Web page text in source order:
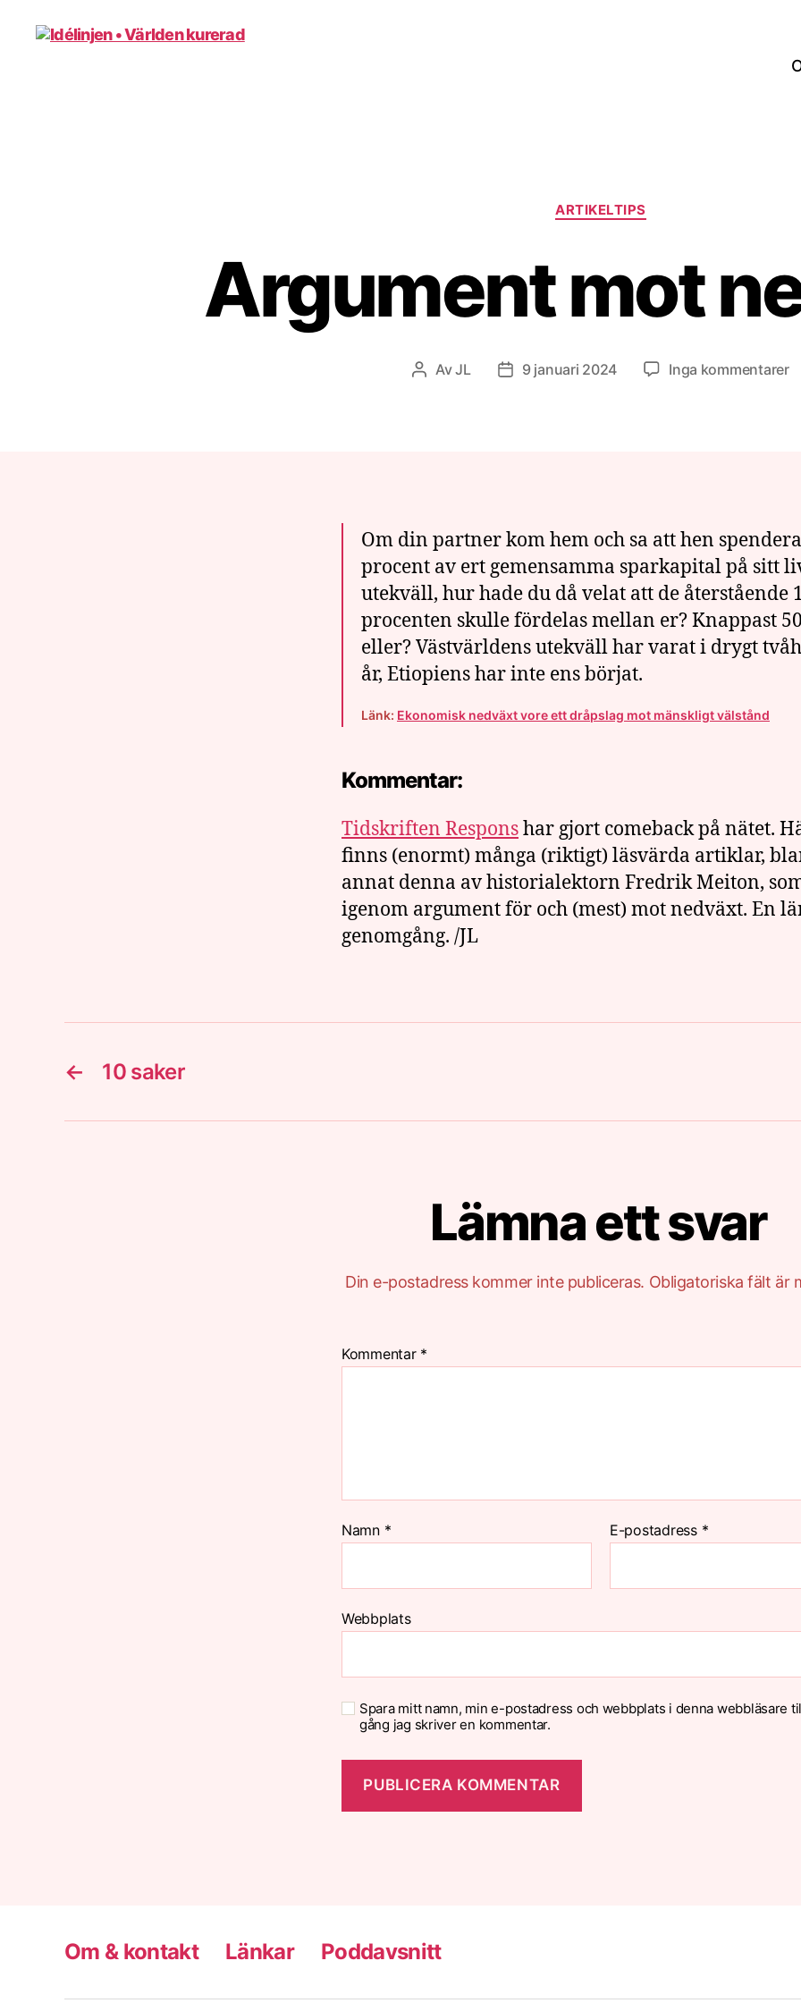
Kategorier
ARTIKELTIPS
Argument mot
Inläggsförfattare
AvJL Inläggsdatum
9 januari 2024 Inga kommentarertill
Om din partner kom hem och sa att hen
procent av ert gemensamma sparkapital på sitt
utekväll, hur hade du då velat att de återstående
procenten skulle fördelas mellan er? Knappast
eller? Västvärldens utekväll har varat i drygt
år, Etiopiens har inte ens börjat.
Länk: Ekonomisk nedväxt vore ett dråpslag mot mänskligt välstånd
Kommentar:
Tidskriften Responshar gjort comeback på nätet.
finns (enormt) många (riktigt) läsvärda artiklar,
annat denna av historialektorn Fredrik Meiton,
igenom argument för och (mest) mot nedväxt. En
genomgång. /JL
← 10 saker
Lämna ett svar
Din e-postadress kommer inte publiceras. Obligatoriska fält är
Kommentar *
Namn * E-postadress *
Webbplats
Spara mitt namn, min e-postadress och webbplats i denna webbläsare
gång jag skriver en kommentar.
Om & kontakt Länkar Poddavsnitt